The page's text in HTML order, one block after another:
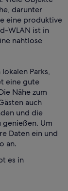
darunter
eine produktive
WLAN ist in
nahtlose
Parks,
eine gute
Nähe zum
auch
und die
Um
Daten ein und
an.
es in